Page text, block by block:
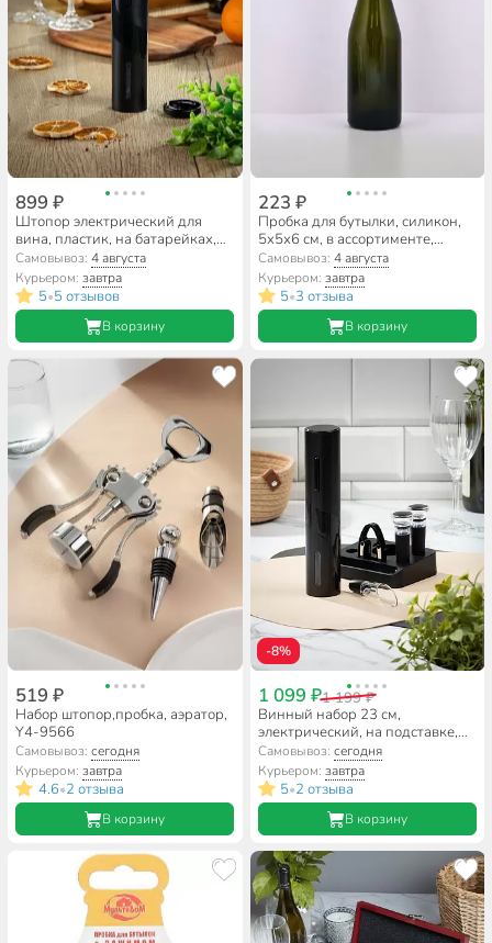
899 ₽
Штопор электрический для
вина, пластик, на батарейках,
Y4-8015
Самовывоз:4 августа
Курьером:завтра
5•5 отзывов
В корзину
223 ₽
Пробка для бутылки, силикон,
5х5х6 см, в ассортименте,
навеска, Мультидом, Шапка с
помпоном, VL13-173
Самовывоз: 4 августа
Курьером: завтра
5•3 отзыва
В корзину
519 ₽
Набор штопор,пробка, аэратор,
Y4-9566
Самовывоз:сегодня
Курьером:завтра
4.6•2 отзыва
В корзину
-8%
1 099 ₽1 199 ₽
Винный набор 23 см,
электрический, на подставке,
4.8 см, 5 шт, Y4-8844
Самовывоз: сегодня
Курьером: завтра
5•2 отзыва
В корзину